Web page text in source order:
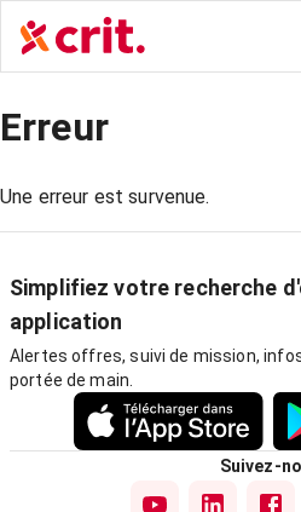
Erreur
Une erreur est survenue.
Simplifiez votre recherche
application
Alertes offres, suivi de mission,
portée de main.
Suivez-